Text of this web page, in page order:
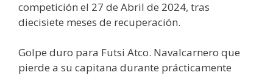
competición el 27 de Abril de 2024, tras
diecisiete meses de recuperación.
Golpe duro para Futsi Atco. Navalcarnero que
pierde a su capitana durante prácticamente